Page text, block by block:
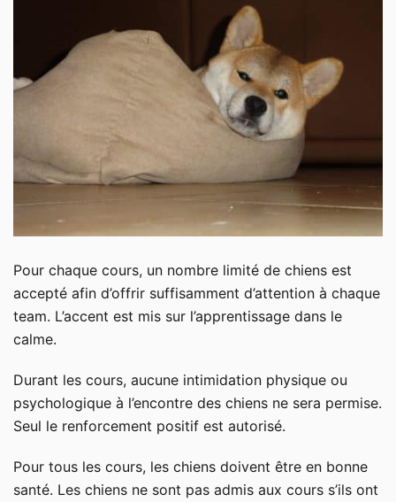
Pour chaque cours, un nombre limité de chiens est
accepté afin d’offrir suffisamment d’attention à chaque
team. L’accent est mis sur l’apprentissage dans le
calme.
Durant les cours, aucune intimidation physique ou
psychologique à l’encontre des chiens ne sera permise.
Seul le renforcement positif est autorisé.
Pour tous les cours, les chiens doivent être en bonne
santé. Les chiens ne sont pas admis aux cours s’ils ont